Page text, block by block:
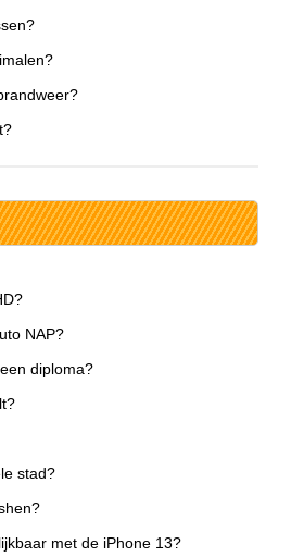
NAP?
diploma?
stad?
met de iPhone 13?